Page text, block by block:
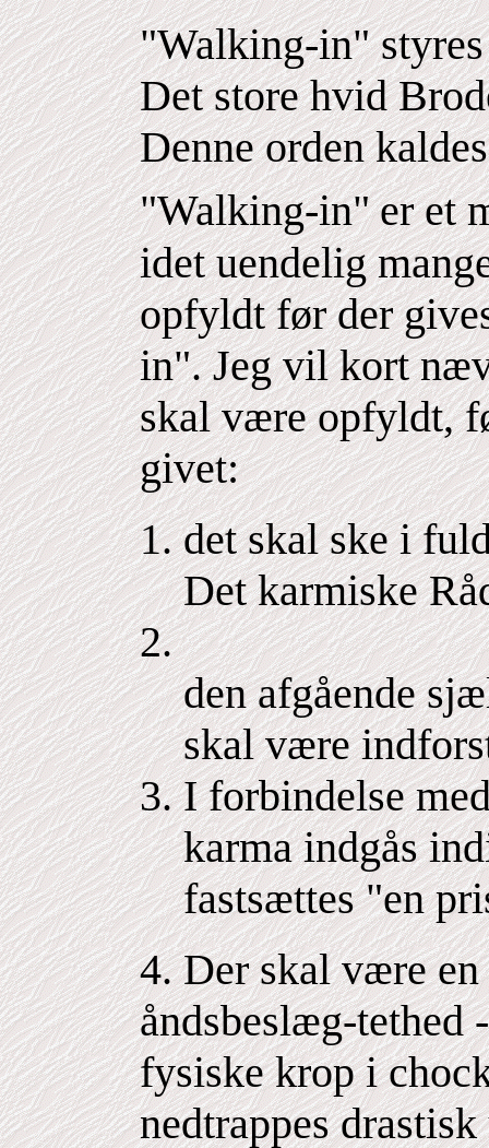
"Walking-in"
Det store hvid
Denne orden
"Walking-in" er et
idet uendelig
opfyldt før der
in". Jeg vil kort
skal være opfyldt,
givet:
det skal ske i
Det karmiske
den afgående
skal være
I forbindelse
karma indgås
fastsættes "en
4. Der skal være
åndsbeslæg-tethed
fysiske krop i
nedtrappes